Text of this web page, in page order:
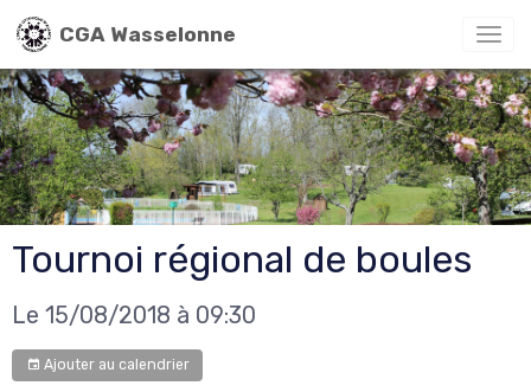
CGA Wasselonne
Tournoi régional de boules
Le 15/08/2018 à 09:30
Ajouter au calendrier